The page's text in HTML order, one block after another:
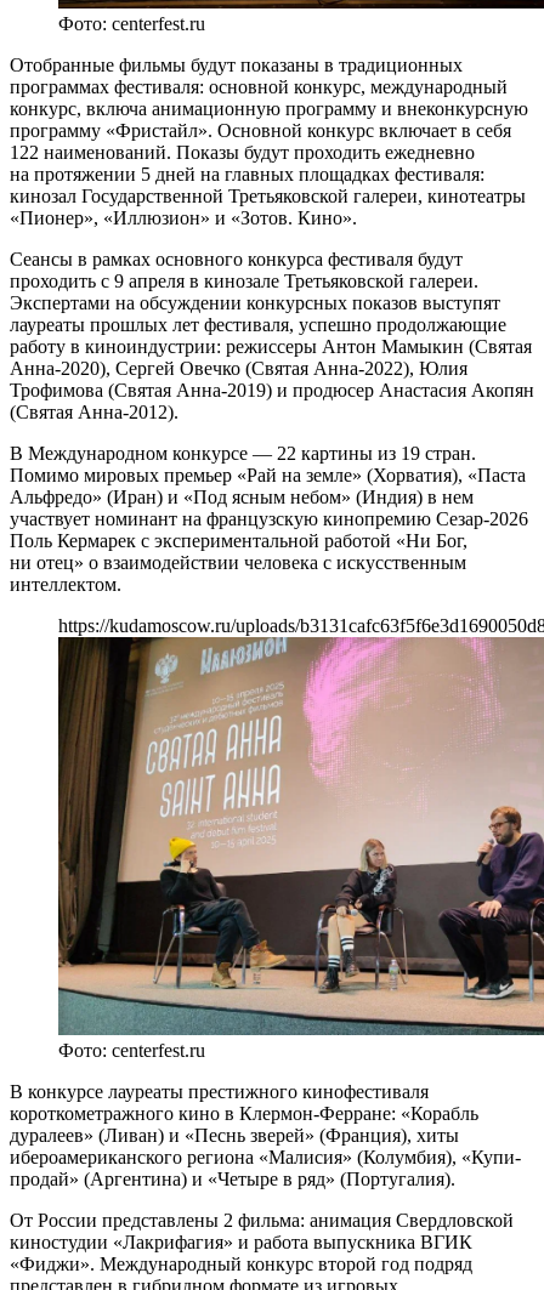
Фото: centerfest.ru
Отобранные фильмы будут показаны в традиционных
программах фестиваля: основной конкурс, международный
конкурс, включа анимационную программу и внеконкурсную
программу «Фристайл». Основной конкурс включает в себя
122 наименований. Показы будут проходить ежедневно
на протяжении 5 дней на главных площадках фестиваля:
кинозал Государственной Третьяковской галереи, кинотеатры
«Пионер», «Иллюзион» и «Зотов. Кино».
Сеансы в рамках основного конкурса фестиваля будут
проходить с 9 апреля в кинозале Третьяковской галереи.
Экспертами на обсуждении конкурсных показов выступят
лауреаты прошлых лет фестиваля, успешно продолжающие
работу в киноиндустрии: режиссеры Антон Мамыкин (Святая
Анна-2020), Сергей Овечко (Святая Анна-2022), Юлия
Трофимова (Святая Анна-2019) и продюсер Анастасия Акопян
(Святая Анна-2012).
В Международном конкурсе — 22 картины из 19 стран.
Помимо мировых премьер «Рай на земле» (Хорватия), «Паста
Альфредо» (Иран) и «Под ясным небом» (Индия) в нем
участвует номинант на французскую кинопремию Сезар-2026
Поль Кермарек с экспериментальной работой «Ни Бог,
ни отец» о взаимодействии человека с искусственным
интеллектом.
https://kudamoscow.ru/uploads/
Фото: centerfest.ru
В конкурсе лауреаты престижного кинофестиваля
короткометражного кино в Клермон-Ферране: «Корабль
дуралеев» (Ливан) и «Песнь зверей» (Франция), хиты
ибероамериканского региона «Малисия» (Колумбия), «Купи-
продай» (Аргентина) и «Четыре в ряд» (Португалия).
От России представлены 2 фильма: анимация Свердловской
киностудии «Лакрифагия» и работа выпускника ВГИК
«Фиджи». Международный конкурс второй год подряд